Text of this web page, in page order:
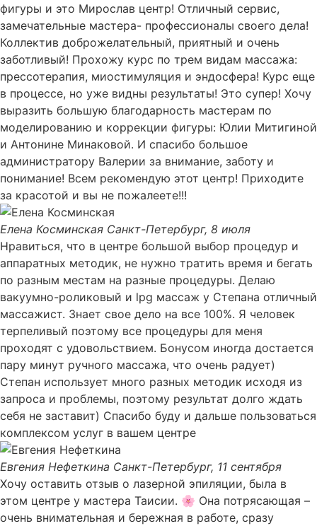
фигуры и это Мирослав центр! Отличный сервис,
замечательные мастера- профессионалы своего дела!
Коллектив доброжелательный, приятный и очень
заботливый! Прохожу курс по трем видам массажа:
прессотерапия, миостимуляция и эндосфера! Курс еще
в процессе, но уже видны результаты! Это супер! Хочу
выразить большую благодарность мастерам по
моделированию и коррекции фигуры: Юлии Митигиной
и Антонине Минаковой. И спасибо большое
администратору Валерии за внимание, заботу и
понимание! Всем рекомендую этот центр! Приходите
за красотой и вы не пожалеете!!!
Елена Косминская Санкт-Петербург, 8 июля
Нравиться, что в центре большой выбор процедур и
аппаратных методик, не нужно тратить время и бегать
по разным местам на разные процедуры. Делаю
вакуумно-роликовый и lpg массаж у Степана отличный
массажист. Знает свое дело на все 100%. Я человек
терпеливый поэтому все процедуры для меня
проходят с удовольствием. Бонусом иногда достается
пару минут ручного массажа, что очень радует)
Степан использует много разных методик исходя из
запроса и проблемы, поэтому результат долго ждать
себя не заставит) Спасибо буду и дальше пользоваться
комплексом услуг в вашем центре
Евгения Нефеткина Санкт-Петербург, 11 сентября
Хочу оставить отзыв о лазерной эпиляции, была в
этом центре у мастера Таисии. 🌸 Она потрясающая –
очень внимательная и бережная в работе, сразу